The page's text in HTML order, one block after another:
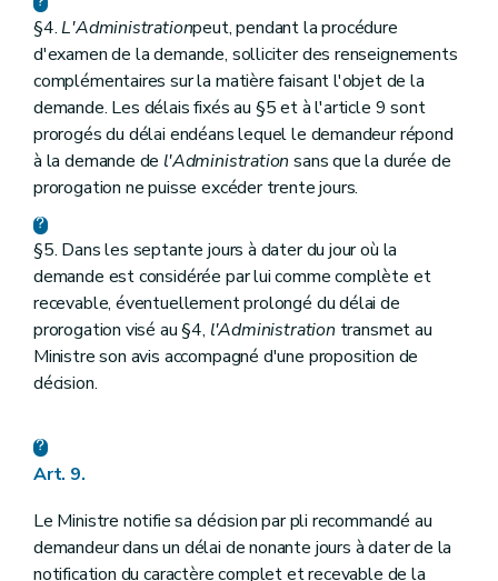
§4.L'Administrationpeut, pendant la procédure
d'examen de la demande, solliciter des renseignements
complémentaires sur la matière faisant l'objet de la
demande. Les délais fixés au §5 et à l'article 9 sont
prorogés du délai endéans lequel le demandeur répond
à la demande de l'Administration sans que la durée de
prorogation ne puisse excéder trente jours.
§5. Dans les septante jours à dater du jour où la
demande est considérée par lui comme complète et
recevable, éventuellement prolongé du délai de
prorogation visé au §4, l'Administration transmet au
Ministre son avis accompagné d'une proposition de
décision.
Art. 9.
Le Ministre notifie sa décision par pli recommandé au
demandeur dans un délai de nonante jours à dater de la
notification du caractère complet et recevable de la